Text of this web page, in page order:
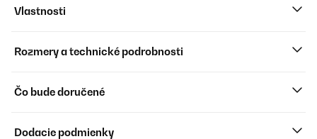
Vlastnosti
Rozmery a technické podrobnosti
Čo bude doručené
Dodacie podmienky